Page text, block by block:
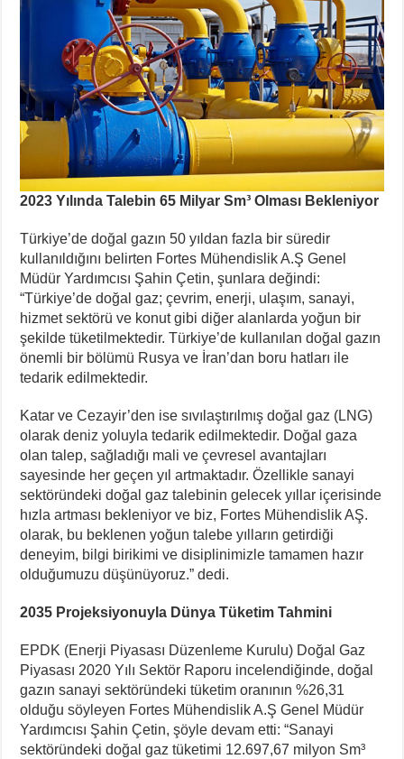
2023 Yılında Talebin 65 Milyar Sm³ Olması Bekleniyor
Türkiye’de doğal gazın 50 yıldan fazla bir süredir
kullanıldığını belirten Fortes Mühendislik A.Ş Genel
Müdür Yardımcısı Şahin Çetin, şunlara değindi:
“Türkiye’de doğal gaz; çevrim, enerji, ulaşım, sanayi,
hizmet sektörü ve konut gibi diğer alanlarda yoğun bir
şekilde tüketilmektedir. Türkiye’de kullanılan doğal gazın
önemli bir bölümü Rusya ve İran’dan boru hatları ile
tedarik edilmektedir.
Katar ve Cezayir’den ise sıvılaştırılmış doğal gaz (LNG)
olarak deniz yoluyla tedarik edilmektedir. Doğal gaza
olan talep, sağladığı mali ve çevresel avantajları
sayesinde her geçen yıl artmaktadır. Özellikle sanayi
sektöründeki doğal gaz talebinin gelecek yıllar içerisinde
hızla artması bekleniyor ve biz, Fortes Mühendislik AŞ.
olarak, bu beklenen yoğun talebe yılların getirdiği
deneyim, bilgi birikimi ve disiplinimizle tamamen hazır
olduğumuzu düşünüyoruz.” dedi.
2035 Projeksiyonuyla Dünya Tüketim Tahmini
EPDK (Enerji Piyasası Düzenleme Kurulu) Doğal Gaz
Piyasası 2020 Yılı Sektör Raporu incelendiğinde, doğal
gazın sanayi sektöründeki tüketim oranının %26,31
olduğu söyleyen Fortes Mühendislik A.Ş Genel Müdür
Yardımcısı Şahin Çetin, şöyle devam etti: “Sanayi
sektöründeki doğal gaz tüketimi 12.697,67 milyon Sm³